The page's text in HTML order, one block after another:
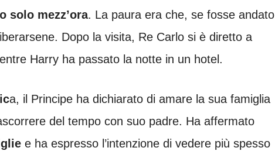
solo mezz’ora. La paura era che, se fosse andato
Dopo la visita, Re Carlo si è diretto a
Harry ha passato la notte in un hotel.
a, il Principe ha dichiarato di amare la sua famiglia
del tempo con suo padre. Ha affermato
e ha espresso l’intenzione di vedere più spesso